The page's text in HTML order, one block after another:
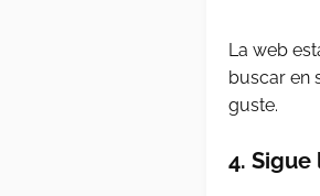
La web
buscar en
guste.
4. Sigue